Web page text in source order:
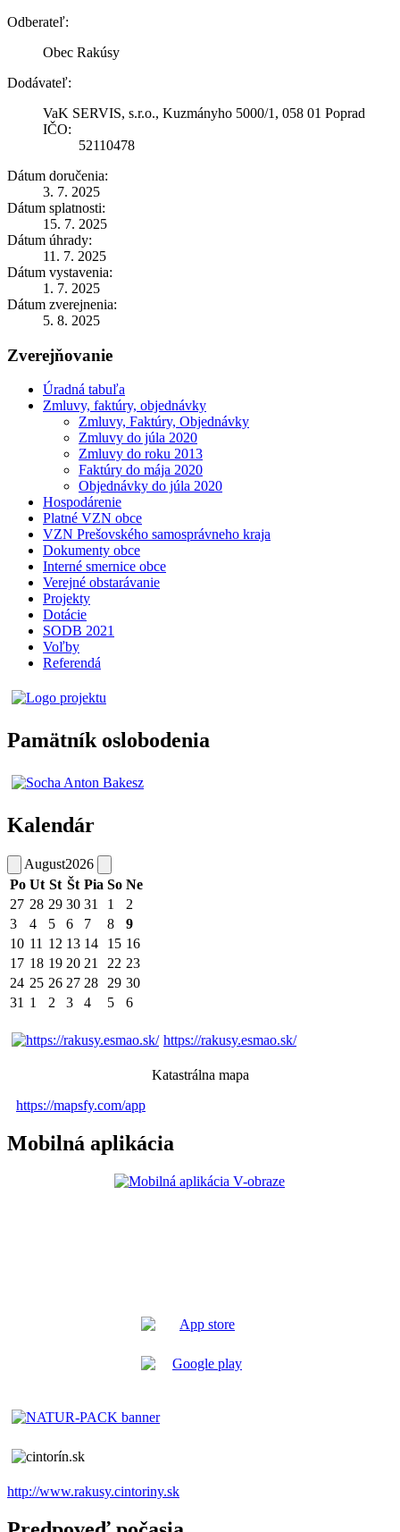
Odberateľ:
Obec Rakúsy
Dodávateľ:
VaK SERVIS, s.r.o., Kuzmányho 5000/1, 058 01 Poprad
IČO:
52110478
Dátum doručenia:
3. 7. 2025
Dátum splatnosti:
15. 7. 2025
Dátum úhrady:
11. 7. 2025
Dátum vystavenia:
1. 7. 2025
Dátum zverejnenia:
5. 8. 2025
Zverejňovanie
Úradná tabuľa
Zmluvy, faktúry, objednávky
Zmluvy, Faktúry, Objednávky
Zmluvy do júla 2020
Zmluvy do roku 2013
Faktúry do mája 2020
Objednávky do júla 2020
Hospodárenie
Platné VZN obce
VZN Prešovského samosprávneho kraja
Dokumenty obce
Interné smernice obce
Verejné obstarávanie
Projekty
Dotácie
SODB 2021
Voľby
Referendá
Pamätník oslobodenia
Kalendár
August2026
Po Ut St Št Pia So Ne
27 28 29 30 31 1
2
3
4 5 6 7 8
9
10 11 12 13 14 15 16
17 18 19 20 21 22 23
24 25 26 27 28 29 30
31 1 2 3 4 5 6
https://rakusy.esmao.sk/
Katastrálna mapa
https://mapsfy.com/app
Mobilná aplikácia
http://www.rakusy.cintoriny.sk